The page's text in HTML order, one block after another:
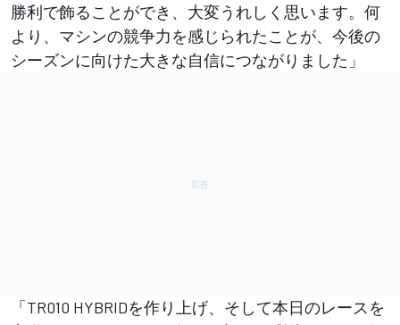
勝利で飾ることができ、大変うれしく思います。何
より、マシンの競争力を感じられたことが、今後の
シーズンに向けた大きな自信につながりました」
「TR010 HYBRIDを作り上げ、そして本日のレースを